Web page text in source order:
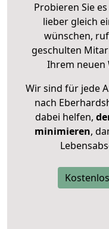
Probieren Sie
lieber gleich
wünschen,
geschulten
Ihrem neuen
Wir sind für jede
nach
dabei helfen,
minimieren,